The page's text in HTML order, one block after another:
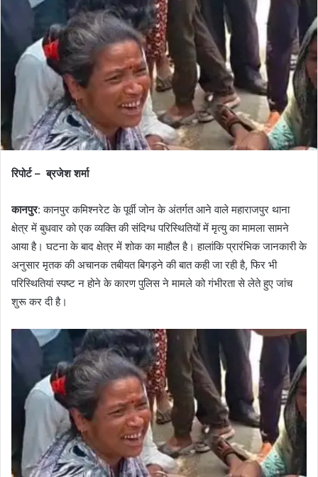
रिपोर्ट – ब्रजेश शर्मा
कानपुर: कानपुर कमिश्नरेट के पूर्वी जोन के अंतर्गत आने वाले महाराजपुर थाना
क्षेत्र में बुधवार को एक व्यक्ति की संदिग्ध परिस्थितियों में मृत्यु का मामला सामने
आया है। घटना के बाद क्षेत्र में शोक का माहौल है। हालांकि प्रारंभिक जानकारी के
अनुसार मृतक की अचानक तबीयत बिगड़ने की बात कही जा रही है, फिर भी
परिस्थितियां स्पष्ट न होने के कारण पुलिस ने मामले को गंभीरता से लेते हुए जांच
शुरू कर दी है।